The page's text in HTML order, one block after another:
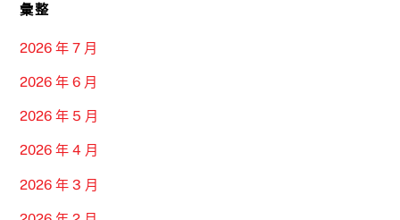
彙整
2026 年 7 月
2026 年 6 月
2026 年 5 月
2026 年 4 月
2026 年 3 月